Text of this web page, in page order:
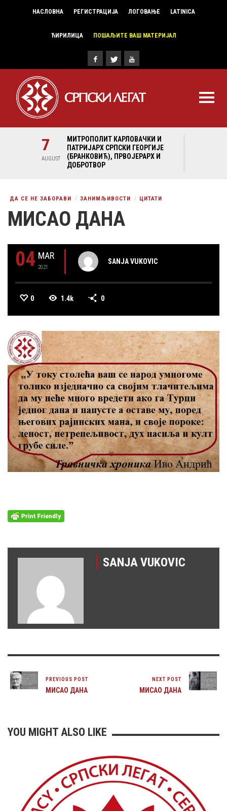
НАСЛОВНА РЕГИСТРАЦИЈА ЛОГОВАЊЕ LATINICA
ЋИРИЛИЦА ПОШАЉИТЕ ВАШ МАТЕРИЈАЛ
7
AUGUST
МИТРОПОЛИТ КАРЛОВАЧКИ И
ПАТРИЈАРХ СРПСКИ ГЕОРГИЈЕ
(БРАНКОВИЋ), ПРВОЈЕРАРХ И
ДОБРОТВОР
ДА СЕ НЕ ЗАБОРАВИ ЗАНИМЉИВОСТИ ЦИТАТИ
МИСАО ДАНА
04 MAR
2021
SANJA VUKOVIC
0 1.4k 0
SANJA VUKOVIC
PREVIOUS POST
МИСАО ДАНА
NEXT POST
МИСАО ДАНА
YOU MIGHT ALSO LIKE